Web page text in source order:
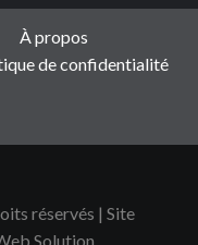
À propos
de confidentialité
réservés | Site
Solution